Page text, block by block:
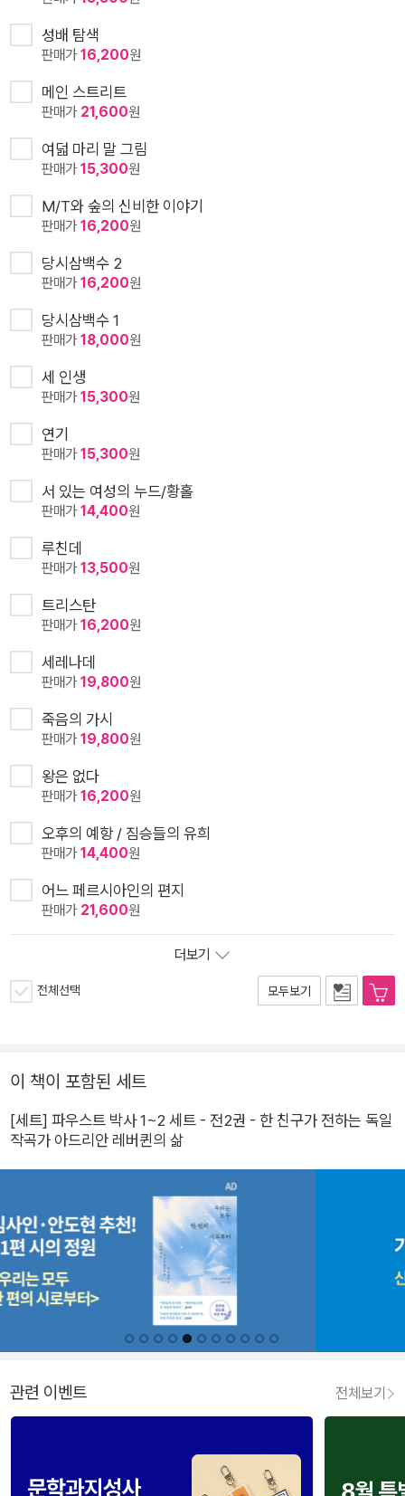
성배 탐색
판매가16,200원
메인 스트리트
판매가 21,600원
여덟 마리 말 그림
판매가15,300원
M/T와 숲의 신비한 이야기
판매가16,200원
당시삼백수 2
판매가16,200원
당시삼백수 1
판매가18,000원
세 인생
판매가15,300원
연기
판매가15,300원
서 있는 여성의 누드/황홀
판매가14,400원
루친데
판매가13,500원
트리스탄
판매가16,200원
세레나데
판매가19,800원
죽음의 가시
판매가19,800원
왕은 없다
판매가16,200원
오후의 예항 / 짐승들의 유희
판매가14,400원
어느 페르시아인의 편지
판매가 21,600원
더보기
전체선택 모두보기
이 책이 포함된 세트
[세트] 파우스트 박사 1~2 세트 - 전2권 - 한 친구가 전하는 독일
작곡가 아드리안 레버퀸의 삶
관련 이벤트 전체보기